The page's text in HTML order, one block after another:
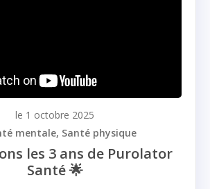
le 1 octobre 2025
mentale Santé physique
les 3 ans de Purolator
Santé 🌟